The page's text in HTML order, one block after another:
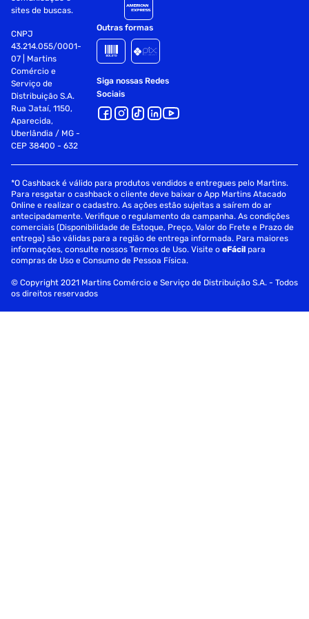
sites de buscas.
CNPJ
43.214.055/0001-
07 | Martins
Comércio e
Serviço de
Distribuição S.A.
Rua Jataí, 1150,
Aparecida,
Uberlândia / MG -
CEP 38400 - 632
Outras formas
Siga nossas Redes
Sociais
*O Cashback é válido para produtos vendidos e entregues pelo Martins.
Para resgatar o cashback o cliente deve baixar o App Martins Atacado
Online e realizar o cadastro. As ações estão sujeitas a saírem do ar
antecipadamente. Verifique o regulamento da campanha. As condições
comerciais (Disponibilidade de Estoque, Preço, Valor do Frete e Prazo de
entrega) são válidas para a região de entrega informada. Para maiores
informações, consulte nossos Termos de Uso. Visite oeFácil para
compras de Uso e Consumo de Pessoa Física.
© Copyright 2021 Martins Comércio e Serviço de Distribuição S.A. - Todos
os direitos reservados